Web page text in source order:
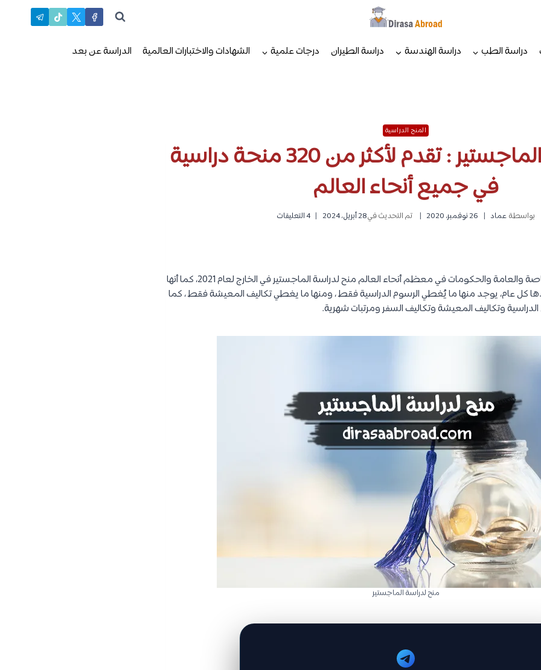
دراسة الطب دراسة الهندسة دراسة الطيران درجات علمية الشهادات والاختبارات العالمية الدراسة عن بعد
المنح الدراسية
منح لدراسة الماجستير : تقدم لأكثر من 320 منحة دراسية
في جميع أنحاء العالم
بواسطة عماد 26 نوفمبر، 2020 تم التحديث في28 أبريل، 2024 4 التعليقات
توفر الكثير من الجامعات الخاصة والعامة والحكومات في معظم أنحاء العالم منح لدراسة الماجستير في الخارج لعام 2021، كما أنها
كل عام، يوجد منها ما يُغطي الرسوم الدراسية فقط ، ومنها ما يغطي تكاليف المعيشة فقط ، كما
وتكاليف المعيشة وتكاليف السفر ومرتبات شهرية.
منح لدراسة الماجستير